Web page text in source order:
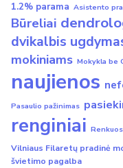
1.2% parama Asistento
Būreliai
dvikalbis
mokiniams Mokykla be
naujienos
Pasaulio pažinimas
renginiai
Vilniaus Filaretų pradinė
švietimo pagalba